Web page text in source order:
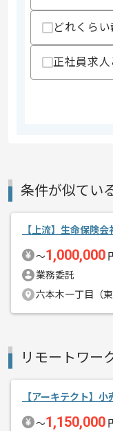
その他募集要項
メント
どれくら
正社員求人
条件が似てい
【上流】生命保険
〜1,000,000
業務委託
六本木一丁目（東
リモートワー
【アーキテクト】
〜1,150,000